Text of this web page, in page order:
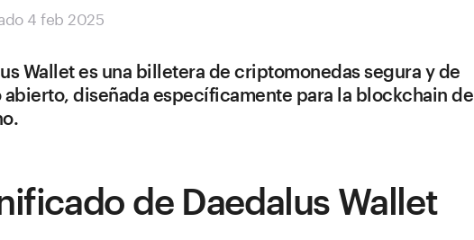
4 feb 2025
Wallet es una billetera de criptomonedas segura y de
diseñada específicamente para la blockchain de
de Daedalus Wallet